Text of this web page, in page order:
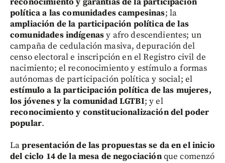
política a las comunidades campesinas; la
ampliación de la participación política de las
comunidades indígenasy afro descendientes; un
campaña de cedulación masiva, depuración del
censo electoral e inscripción en el Registro civil de
nacimiento; el reconocimiento y estímulo a formas
autónomas de participación política y social; el
estímulo a la participación política de las mujeres,
los jóvenes y la comunidad LGTBI; y el
reconocimiento y constitucionalización del poder
popular.
Lapresentación de las propuestas se da en el inicio
del ciclo 14 de la mesa de negociaciónque comenzó